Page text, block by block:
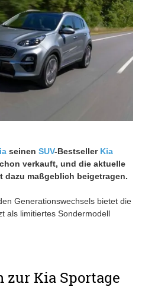
seinen SUV-Bestseller Kia
verkauft, und die aktuelle
dazu maßgeblich beigetragen.
Generationswechsels bietet die
als limitiertes Sondermodell
zur Kia Sportage